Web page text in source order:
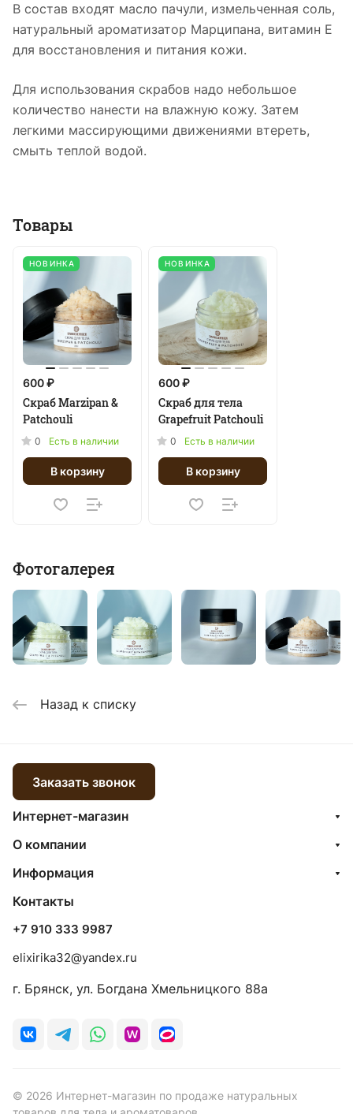
В состав входят масло пачули, измельченная соль,
натуральный ароматизатор Марципана, витамин Е
для восстановления и питания кожи.
Для использования скрабов надо небольшое
количество нанести на влажную кожу. Затем
легкими массирующими движениями втереть,
смыть теплой водой.
Товары
НОВИНКА
600 ₽
Скраб Marzipan &
Patchouli
0 Есть в наличии
В корзину
НОВИНКА
600 ₽
Cкраб для тела
Grapefruit Patchouli
0 Есть в наличии
В корзину
Фотогалерея
Назад к списку
Заказать звонок
Интернет-магазин
О компании
Информация
Контакты
+7 910 333 9987
elixirika32@yandex.ru
г. Брянск, ул. Богдана Хмельницкого 88а
© 2026 Интернет-магазин по продаже натуральных